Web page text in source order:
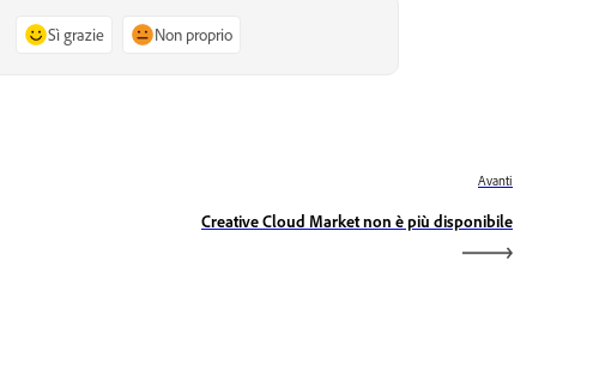
Sì grazie Non proprio
Avanti
Creative Cloud Market non è più disponibile